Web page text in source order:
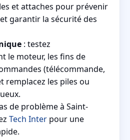
et attaches pour prévenir
garantir la sécurité des
: testez
le moteur, les fins de
(télécommande,
remplacez les piles ou
de problème à Saint-
Tech Inter pour une